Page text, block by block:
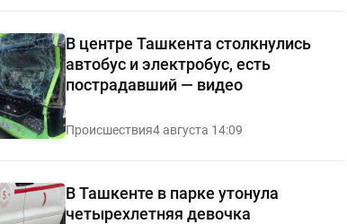
В центре Ташкента столкнулись
автобус и электробус, есть
пострадавший — видео
Происшествия4 августа 14:09
В Ташкенте в парке утонула
четырехлетняя девочка